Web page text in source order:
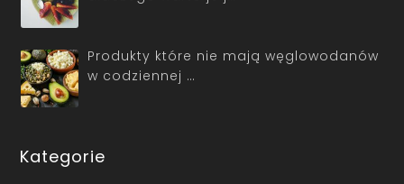
Produkty które nie mają węglowodanów
w codziennej …
Kategorie